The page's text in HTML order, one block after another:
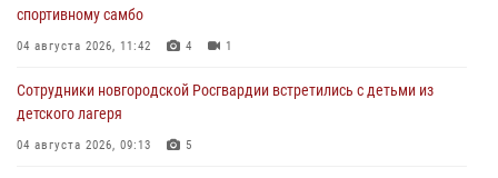
спортивному самбо
04 августа 2026, 11:42 4 1
Сотрудники новгородской Росгвардии встретились с детьми из
детского лагеря
04 августа 2026, 09:13 5